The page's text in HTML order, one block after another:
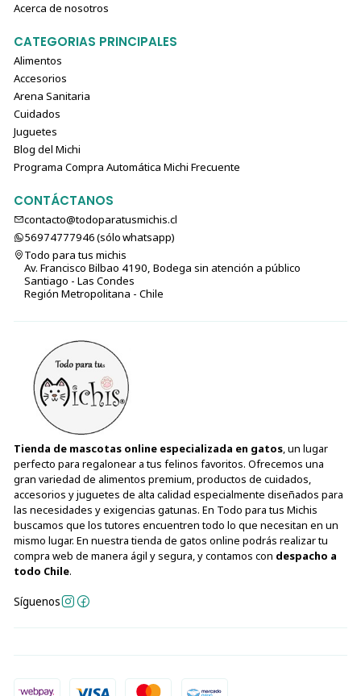
Acerca de nosotros
CATEGORIAS PRINCIPALES
Alimentos
Accesorios
Arena Sanitaria
Cuidados
Juguetes
Blog del Michi
Programa Compra Automática Michi Frecuente
CONTÁCTANOS
contacto@todoparatusmichis.cl
56974777946 (sólo⁣⁣⁣⁣⁣​​​​​​​​​​​​​​​ whatsapp)
Todo para tus michis
Av. Francisco Bilbao 4190, Bodega sin atención a público
Santiago - Las Condes
Región Metropolitana - Chile
Tienda de mascotas online especializada en gatos, un lugar
perfecto para regalonear a tus felinos favoritos. Ofrecemos una
gran variedad de alimentos premium, productos de cuidados,
accesorios y juguetes de alta calidad especialmente diseñados para
las necesidades y exigencias gatunas. En Todo para tus Michis
buscamos que los tutores encuentren todo lo que necesitan en un
mismo lugar. En nuestra tienda de gatos online podrás realizar tu
compra web de manera ágil y segura, y contamos con despacho a
todo Chile.
Síguenos